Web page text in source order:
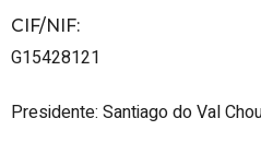
CIF/NIF:
G15428121
Presidente: Santiago do Val